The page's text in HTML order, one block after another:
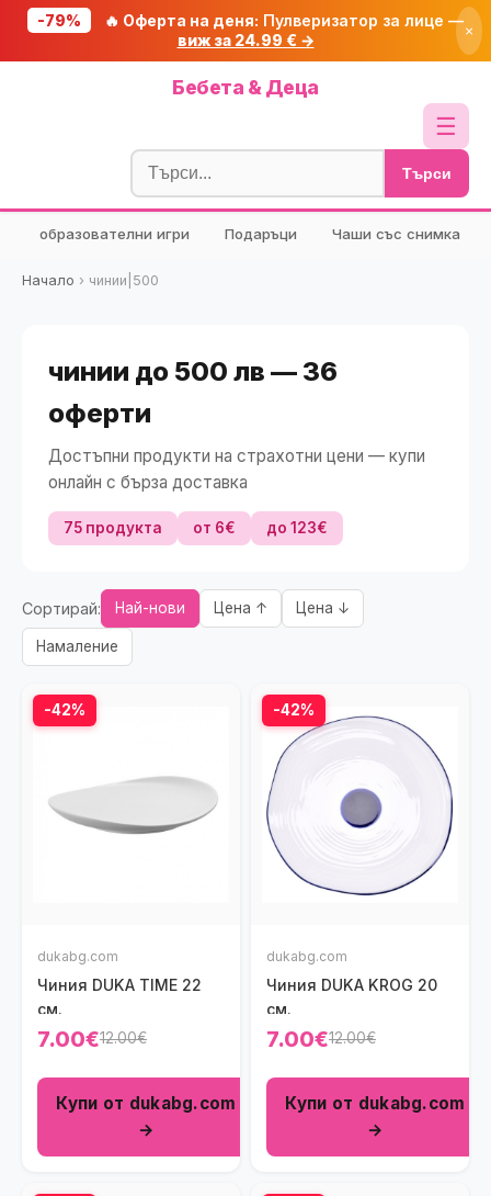
-79% 🔥 Оферта на деня: Пулверизатор за лице —
виж за 24.99 € →
×
Бебета & Деца
☰
Блог
🧮 Калкулатори
🔍 Намери продукт
Търси
образователни игри Подаръци Чаши със снимка
Начало › чинии|500
чинии до 500 лв — 36
оферти
Достъпни продукти на страхотни цени — купи
онлайн с бърза доставка
75 продукта от 6€ до 123€
Сортирай: Най-нови Цена ↑ Цена ↓
Намаление
-42%
dukabg.com
Чиния DUKA TIME 22
см.
7.00€12.00€
Купи от dukabg.com
→
-42%
dukabg.com
Чиния DUKA KROG 20
см.
7.00€12.00€
Купи от dukabg.com
→